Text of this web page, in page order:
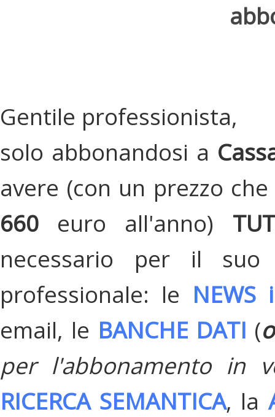
Gentile professionista,
solo abbonandosi a
avere (con un prezzo
660 euro all'anno)
necessario per il suo
professionale: le
email, le BANCHE DATI (
per l'abbonamento in
RICERCA SEMANTICA, la